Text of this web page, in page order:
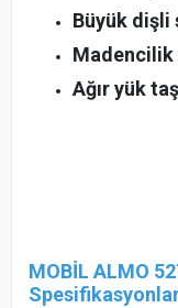
Büyük dişli
Madencilik
Ağır yük
MOBİL ALMO